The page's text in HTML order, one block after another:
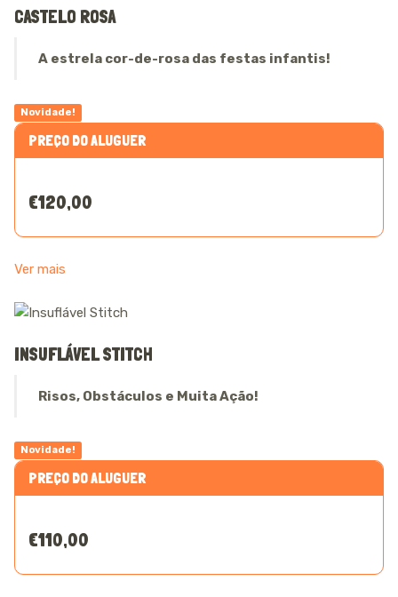
CASTELO ROSA
A estrela cor-de-rosa das festas infantis!
Novidade!
PREÇO DO ALUGUER
€120,00
Ver mais
INSUFLÁVEL STITCH
Risos, Obstáculos e Muita Ação!
Novidade!
PREÇO DO ALUGUER
€110,00